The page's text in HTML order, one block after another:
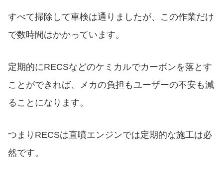
すべて掃除して車検は通りましたが、この作業だけ
で数時間はかかっています。
定期的にRECSなどのケミカルでカーボンを落とす
ことができれば、メカの負担もユーザーの不安も減
ることになります。
つまりRECSは直噴エンジンでは定期的な施工は必
然です。